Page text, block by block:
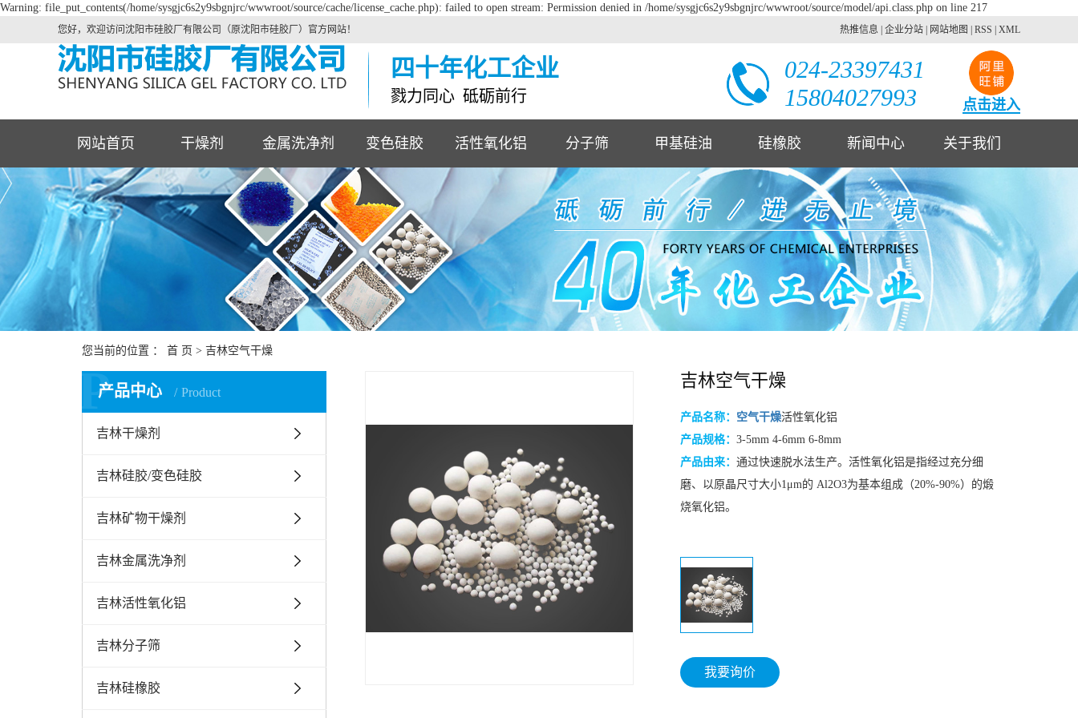
Warning: file_put_contents(/home/sysgjc6s2y9sbgnjrc/wwwroot/source/cache/license_cache.php): failed to open stream: Permission denied in /home/sysgjc6s2y9sbgnjrc/wwwroot/source/model/api.class.php on line 217
您好，欢迎访问沈阳市硅胶厂有限公司（原沈阳市硅胶厂）官方网站！ 热推信息 企业分站 网站地图 RSS XML
四十年化工企业
戮力同心 砥砺前行 点击进入
024-23397431
15804027993
网站首页 干燥剂 金属洗净剂 变色硅胶 活性氧化铝 分子筛 甲基硅油 硅橡胶 新闻中心 关于我们
您当前的位置 ： 首 页 > 吉林空气干燥
产品中心 Product
P
吉林干燥剂
吉林硅胶/变色硅胶
吉林矿物干燥剂
吉林金属洗净剂
吉林活性氧化铝
吉林分子筛
吉林硅橡胶
吉林空气干燥
产品名称： 空气干燥活性氧化铝
产品规格：3-5mm 4-6mm 6-8mm
产品由来：通过快速脱水法生产。活性氧化铝是指经过充分细
磨、以原晶尺寸大小1μm的 Al2O3为基本组成（20%-90%）的煅
烧氧化铝。
我要询价